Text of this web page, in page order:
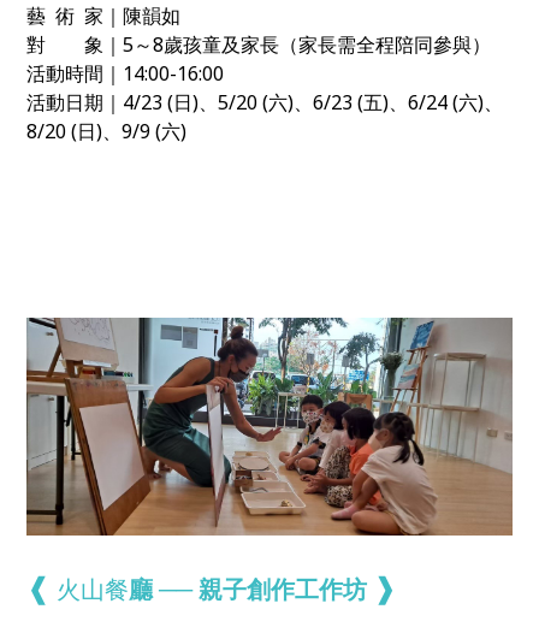
藝 術 家｜陳韻如
對 象｜5～8歲孩童及家長（家長需全程陪同參與）
活動時間｜14:00-16:00
活動日期｜4/23 (日)、5/20 (六)、6/23 (五)、6/24 (六)、
8/20 (日)、9/9 (六)
❰ 火山餐廳 ── 親子創作工作坊 ❱